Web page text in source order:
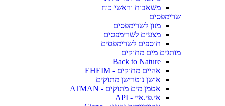
משאבות וראשי כוח
שרימפסים
מזון לשרימפסים
מצעים לשרימפסים
תוספים לשרימפסים
מותגים מים מתוקים
Back to Nature
אהיים מתוקים - EHEIM
אושן נוטרישן מתוקים
אטמן מים מתוקים - ATMAN
אי.פי.איי - API